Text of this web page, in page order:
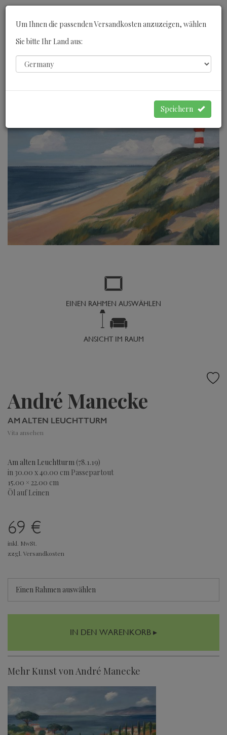
EINEN RAHMEN AUSWÄHLEN
ANSICHT IM RAUM
André Manecke
AM ALTEN LEUCHTTURM
Vita ansehen
Am alten Leuchtturm (78.1.19)
in 30.00 x 40.00 cm Passepartout
15.00 × 22.00 cm
Öl auf Leinen
69 €
inkl. MwSt.
zzgl. Versandkosten
Einen Rahmen auswählen
IN DEN WARENKORB ▸
Mehr Kunst von André Manecke
Um Ihnen die passenden Versandkosten anzuzeigen, wählen
Sie bitte Ihr Land aus:
Speichern